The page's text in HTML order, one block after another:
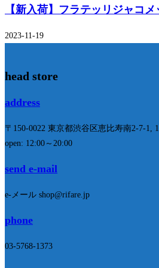
【新入荷】フラテッリジャコ
2023-11-19
head store
address
〒150-0022 東京都渋谷区恵比寿南2-7-1,
open: 12:00～20:00
send e-mail
e-メール shop@rifare.jp
phone
03-5768-1373